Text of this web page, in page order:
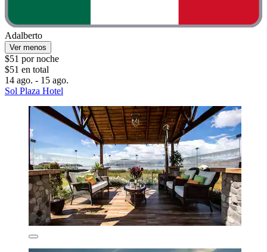
Adalberto
Ver menos
$51 por noche
$51 en total
14 ago. - 15 ago.
Sol Plaza Hotel